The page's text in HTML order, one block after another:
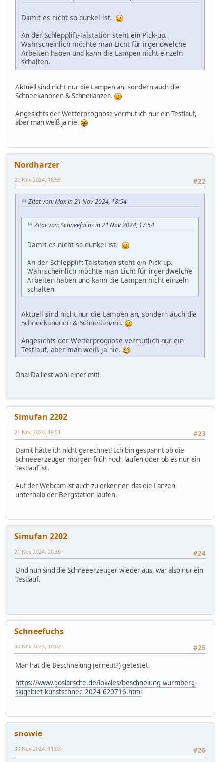
Damit es nicht so dunkel ist.
An der Schlepplift-Talstation steht ein Pick-up.
Wahrscheinlich möchte man Licht für irgendwelche
Arbeiten haben und kann die Lampen nicht einzeln
schalten.
Aktuell sind nicht nur die Lampen an, sondern auch die
Schneekanonen & Schneilanzen.
Angesichts der Wetterprognose vermutlich nur ein Testlauf,
aber man weiß ja nie.
Nordharzer
#22
21 Nov 2024, 18:59
Zitat von: Max in 21 Nov 2024, 18:54
Zitat von: Schneefuchs in 21 Nov 2024, 17:54
Damit es nicht so dunkel ist.
An der Schlepplift-Talstation steht ein Pick-up.
Wahrscheinlich möchte man Licht für irgendwelche
Arbeiten haben und kann die Lampen nicht einzeln
schalten.
Aktuell sind nicht nur die Lampen an, sondern auch die
Schneekanonen & Schneilanzen.
Angesichts der Wetterprognose vermutlich nur ein
Testlauf, aber man weiß ja nie.
Oha! Da liest wohl einer mit!
Simufan 2202
#23
21 Nov 2024, 19:51
Damit hätte ich nicht gerechnet! Ich bin gespannt ob die
Schneeerzeuger morgen früh noch laufen oder ob es nur ein
Testlauf ist.
Auf der Webcam ist auch zu erkennen das die Lanzen
unterhalb der Bergstation laufen.
Simufan 2202
#24
21 Nov 2024, 20:39
Und nun sind die Schneeerzeuger wieder aus, war also nur ein
Testlauf.
Schneefuchs
#25
30 Nov 2024, 10:02
Man hat die Beschneiung (erneut?) getestet.
https://www.goslarsche.de/lokales/beschneiung-wurmberg-
skigebiet-kunstschnee-2024-620716.html
snowie
#26
30 Nov 2024, 11:03